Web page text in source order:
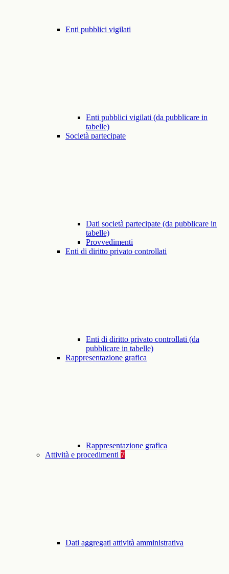
Enti pubblici vigilati
Enti pubblici vigilati (da pubblicare in
tabelle)
Società partecipate
Dati società partecipate (da pubblicare in
tabelle)
Provvedimenti
Enti di diritto privato controllati
Enti di diritto privato controllati (da
pubblicare in tabelle)
Rappresentazione grafica
Rappresentazione grafica
Attività e procedimenti 7
Dati aggregati attività amministrativa